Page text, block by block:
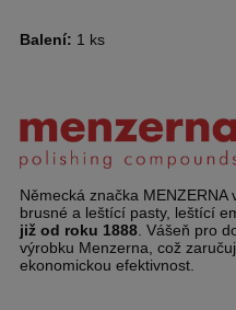
Balení: 1 ks
Německá značka
brusné a leštící pasty, leštící
již od roku 1888 . Vášeň pro
výrobku Menzerna, což
ekonomickou efektivnost.